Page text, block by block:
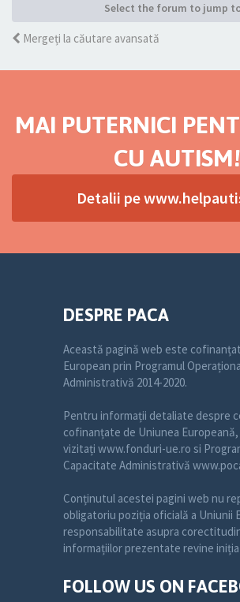
Select the forum to jump
Mergeți la căutare avansată
MAI PUTERNICI
CU AUTISM!
Detalii pe
DESPRE PACA
Această pagină web este
European prin Programul
Administrativă 2014-2020.
Pentru informații detaliate despre
cofinanțate de Uniunea
vizitați www.fonduri-ue.ro si
Capacitate Administrativă
Conținutul acestei pagini web nu
obligatoriu poziția oficială a Uniunii
responsabilitate asupra
informațiilor prezentate revine
FOLLOW US ON